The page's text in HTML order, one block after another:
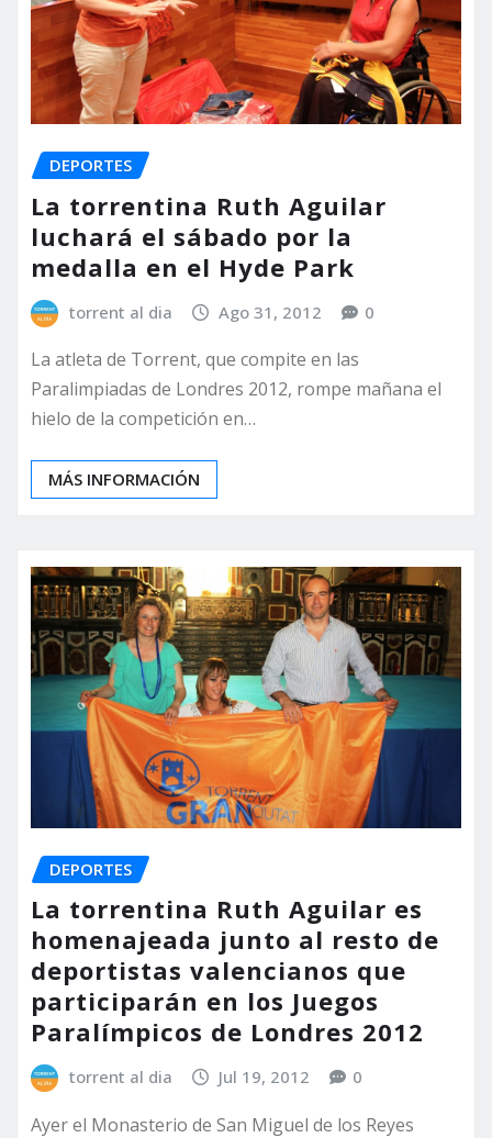
DEPORTES
La torrentina Ruth Aguilar
luchará el sábado por la
medalla en el Hyde Park
torrent al dia Ago 31, 2012 0
La atleta de Torrent, que compite en las
Paralimpiadas de Londres 2012, rompe mañana el
hielo de la competición en…
MÁS INFORMACIÓN
DEPORTES
La torrentina Ruth Aguilar es
homenajeada junto al resto de
deportistas valencianos que
participarán en los Juegos
torrent al dia Jul 19, 2012 0
Ayer el Monasterio de San Miguel de los Reyes